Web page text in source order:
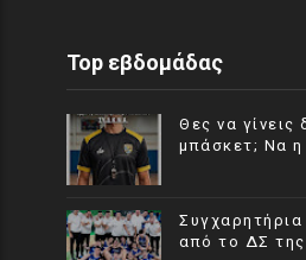
Top εβδομάδας
Θες να γίνεις
μπάσκετ; Να η
από το ΔΣ